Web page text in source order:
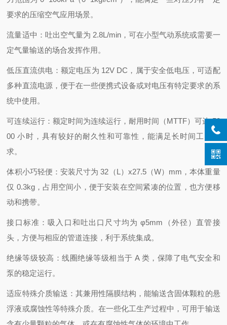
要求的压缩空气应用场景。
流量适中：吐出空气量为 2.8L/min，可在小型气动系统或需要一
定气量输送的场合发挥作用。
低压直流供电：额定电压为 12V DC，属于安全低电压，可适配
多种直流电源，便于在一些便携式设备或对电压有特定要求的系
统中使用。
可连续运行：额定时间为连续运行，耐用时间（MTTF）可达 50
00 小时，具有较好的耐久性和可靠性，能满足长时间工作需
求。
体积小巧轻便：安装尺寸为 32（L）x27.5（W）mm，本体重量
仅 0.3kg，占用空间小，便于安装在空间紧凑的位置，也方便移
动和携带。
接口标准：吸入口和吐出口尺寸均为 φ5mm（外径）直管接
头，方便与相应的管道连接，利于系统集成。
绝缘等级较高：线圈绝缘等级相当于 A 类，保障了电气安全和
泵的稳定运行。
适应特殊介质输送：其兼用性隔膜结构，能输送含固体颗粒的悬
浮液或腐蚀性等特殊介质。在一些化工生产过程中，可用于输送